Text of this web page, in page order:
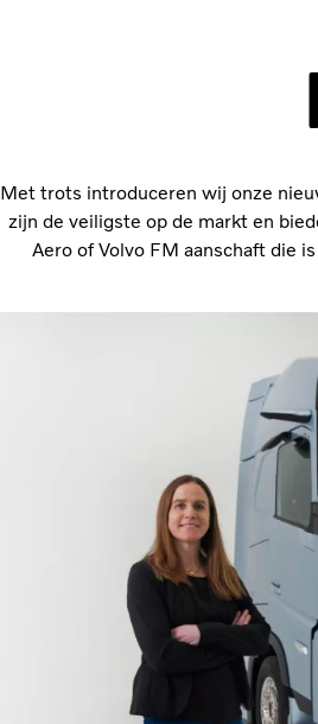
Met trots introduceren wij onze
zijn de veiligste op de markt en
Aero of Volvo FM aanschaft die